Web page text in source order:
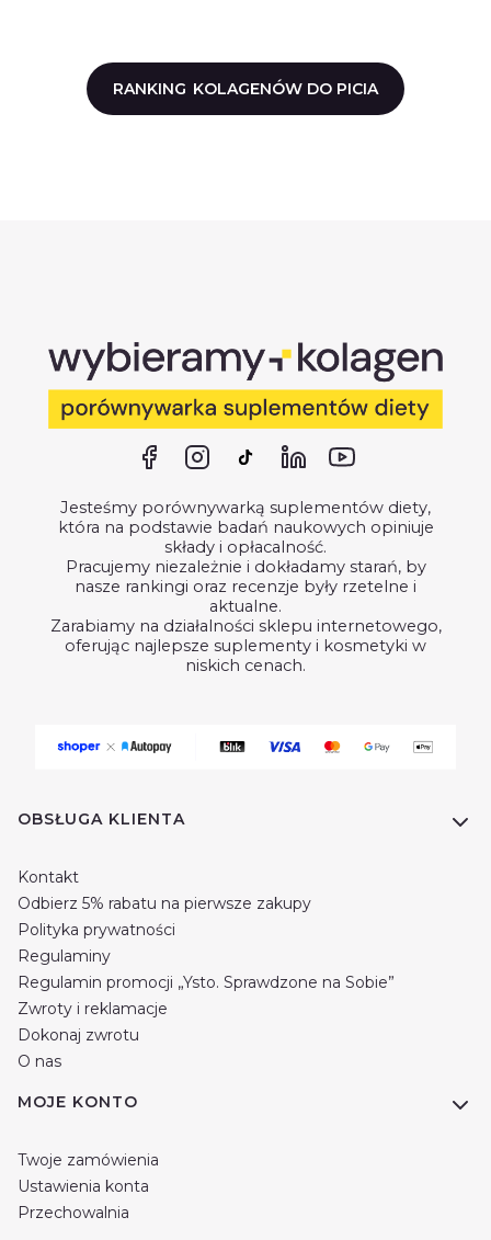
RANKING KOLAGENÓW DO PICIA
Jesteśmy porównywarką suplementów diety,
która na podstawie badań naukowych opiniuje
składy i opłacalność.
Pracujemy niezależnie i dokładamy starań, by
nasze rankingi oraz recenzje były rzetelne i
aktualne.
Zarabiamy na działalności sklepu internetowego,
oferując najlepsze suplementy i kosmetyki w
niskich cenach.
Linki w stopce
OBSŁUGA KLIENTA
Kontakt
Odbierz 5% rabatu na pierwsze zakupy
Polityka prywatności
Regulaminy
Regulamin promocji „Ysto. Sprawdzone na Sobie”
Zwroty i reklamacje
Dokonaj zwrotu
O nas
MOJE KONTO
Twoje zamówienia
Ustawienia konta
Przechowalnia